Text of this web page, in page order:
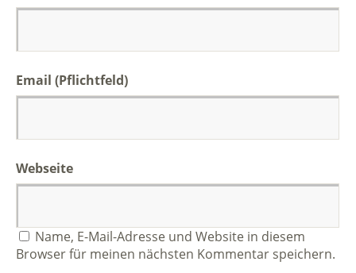
Email (Pflichtfeld)
Webseite
Name, E-Mail-Adresse und Website in diesem
Browser für meinen nächsten Kommentar speichern.